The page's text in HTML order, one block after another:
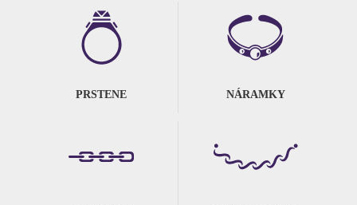
PRSTENE NÁRAMKY